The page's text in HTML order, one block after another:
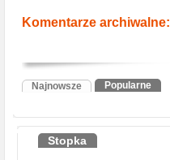
Komentarze archiwalne:
Najnowsze Popularne
Stopka